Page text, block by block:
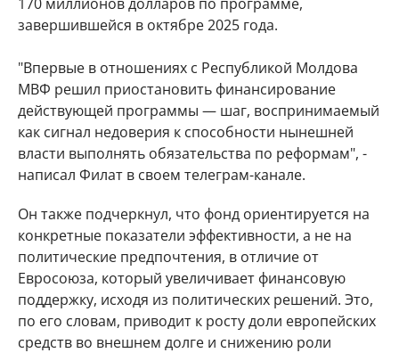
завершившейся в октябре 2025 года.
"Впервые в отношениях с Республикой Молдова
МВФ решил приостановить финансирование
действующей программы — шаг, воспринимаемый
как сигнал недоверия к способности нынешней
власти выполнять обязательства по реформам", -
написал Филат в своем телеграм-канале.
Он также подчеркнул, что фонд ориентируется на
конкретные показатели эффективности, а не на
политические предпочтения, в отличие от
Евросоюза, который увеличивает финансовую
поддержку, исходя из политических решений. Это,
по его словам, приводит к росту доли европейских
средств во внешнем долге и снижению роли